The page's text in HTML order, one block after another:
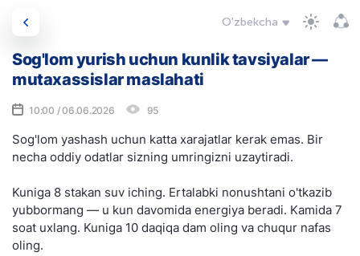
O'zbekcha
Sog'lom yurish uchun kunlik tavsiyalar —
mutaxassislar maslahati
10:00 / 06.06.2026 95
Sog'lom yashash uchun katta xarajatlar kerak emas. Bir
necha oddiy odatlar sizning umringizni uzaytiradi.
Kuniga 8 stakan suv iching. Ertalabki nonushtani o'tkazib
yubbormang — u kun davomida energiya beradi. Kamida 7
soat uxlang. Kuniga 10 daqiqa dam oling va chuqur nafas
oling.